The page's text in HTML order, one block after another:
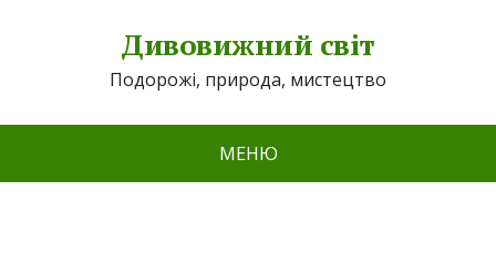
Дивовижний світ
Подорожі, природа, мистецтво
МЕНЮ